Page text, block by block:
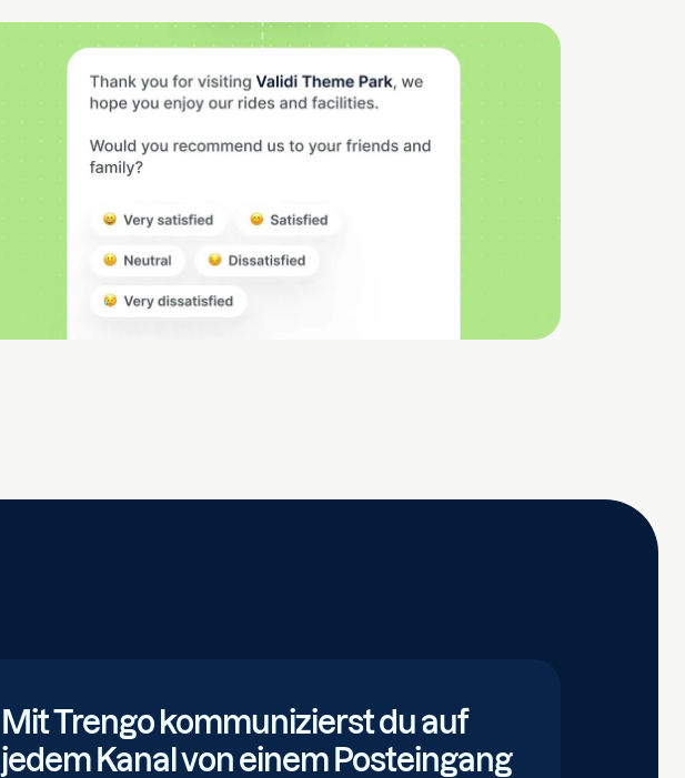
Mit Trengo kommunizierst du auf
jedem Kanal von einem Posteingang